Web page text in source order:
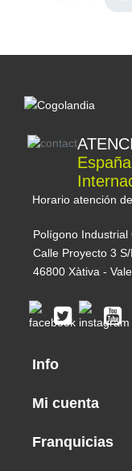
THC: 18–25 %
Interior
Producción:
Altura:
Tiempo
Exterior
Producción:
Mes de
Altura:
Clima:
Horario atención
Polígono Industrial
Calle Proyecto 3 S/
46800 Xàtiva -
Info
Mi cuenta
Franquicias